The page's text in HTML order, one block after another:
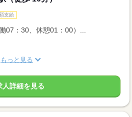
支給
07：30、休憩01：00）...
もっと見る
人詳細を見る